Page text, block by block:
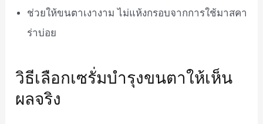
ช่วยให้ขนตาเงางาม ไม่แห้งกรอบจากการใช้มาสคา
ร่าบ่อย
วิธีเลือกเซรั่มบำรุงขนตาให้เห็น
ผลจริง